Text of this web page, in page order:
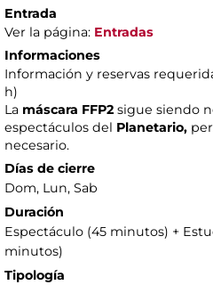
Entrada
Ver la página: Entradas
Informaciones
Información y reservas
h)
La máscara FFP2 sigue siendo
espectáculos del Planetario,
necesario.
Días de cierre
Dom, Lun, Sab
Duración
Espectáculo (45 minutos) +
minutos)
Tipología